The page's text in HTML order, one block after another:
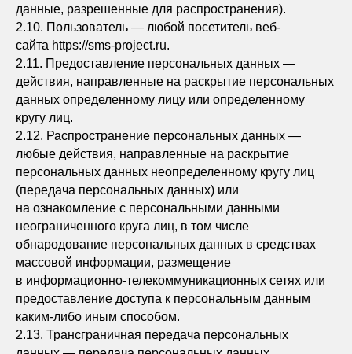
данные, разрешенные для распространения).
2.10. Пользователь — любой посетитель веб-
сайта https://sms-project.ru.
2.11. Предоставление персональных данных —
действия, направленные на раскрытие персональных
данных определенному лицу или определенному
кругу лиц.
2.12. Распространение персональных данных —
любые действия, направленные на раскрытие
персональных данных неопределенному кругу лиц
(передача персональных данных) или
на ознакомление с персональными данными
неограниченного круга лиц, в том числе
обнародование персональных данных в средствах
массовой информации, размещение
в информационно-телекоммуникационных сетях или
предоставление доступа к персональным данным
каким-либо иным способом.
2.13. Трансграничная передача персональных